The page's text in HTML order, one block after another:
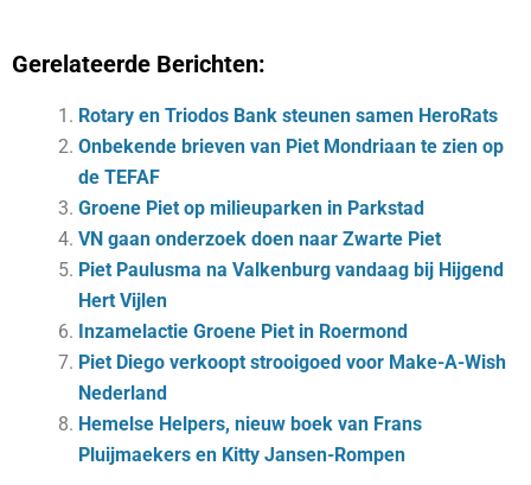
Gerelateerde Berichten:
Rotary en Triodos Bank steunen samen HeroRats
Onbekende brieven van Piet Mondriaan te zien op
de TEFAF
Groene Piet op milieuparken in Parkstad
VN gaan onderzoek doen naar Zwarte Piet
Piet Paulusma na Valkenburg vandaag bij Hijgend
Hert Vijlen
Inzamelactie Groene Piet in Roermond
Piet Diego verkoopt strooigoed voor Make-A-Wish
Nederland
Hemelse Helpers, nieuw boek van Frans
Pluijmaekers en Kitty Jansen-Rompen